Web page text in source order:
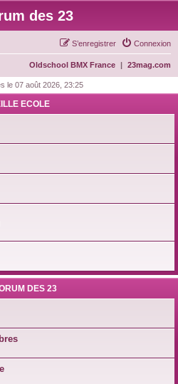
des 23
Connexion
S’enregistrer
23mag.com
|
Oldschool BMX France
le 07 août 2026, 23:25
ECOLE
DES 23